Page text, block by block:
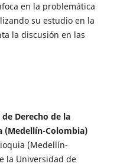
en la problemática
su estudio en la
la discusión en las
Derecho de la
(Medellín-Colombia)
(Medellín-
la Universidad de